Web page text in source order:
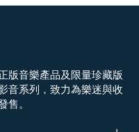
版音樂產品及限量珍藏版
音系列，致力為樂迷與收
。